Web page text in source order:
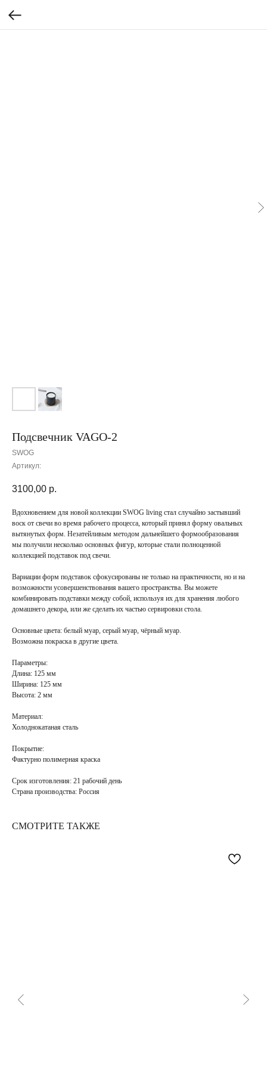
Подсвечник VAGO-2
SWOG
Артикул:
3100,00 р.
Вдохновением для новой коллекции SWOG living стал случайно застывший
воск от свечи во время рабочего процесса, который принял форму овальных
вытянутых форм. Незатейливым методом дальнейшего формообразования
мы получили несколько основных фигур, которые стали полноценной
коллекцией подставок под свечи.
Вариации форм подставок сфокусированы не только на практичности, но и на
возможности усовершенствования вашего пространства. Вы можете
комбинировать подставки между собой, используя их для хранения любого
домашнего декора, или же сделать их частью сервировки стола.
Основные цвета: белый муар, серый муар, чёрный муар.
Возможна покраска в другие цвета.
Параметры:
Длина: 125 мм
Ширина: 125 мм
Высота: 2 мм
Материал:
Холоднокатаная сталь
Покрытие:
Фактурно полимерная краска
Срок изготовления: 21 рабочий день
Страна производства: Россия
СМОТРИТЕ ТАКЖЕ